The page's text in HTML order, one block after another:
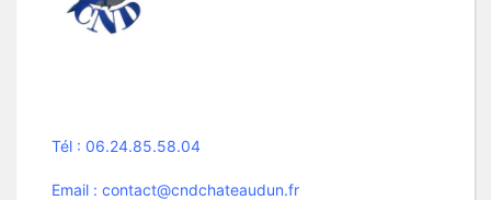
Tél : 06.24.85.58.04
Email : contact@cndchateaudun.fr